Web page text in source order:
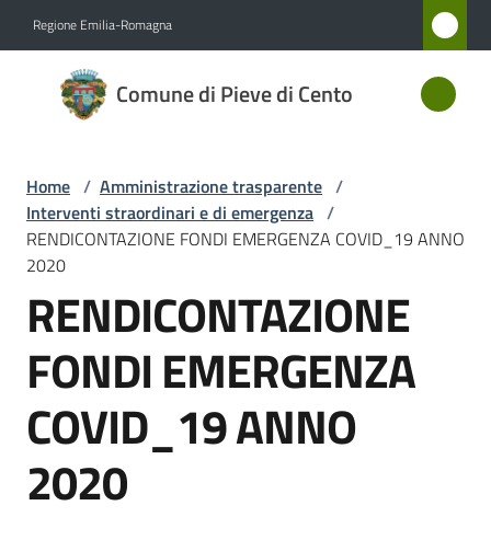
Regione Emilia-Romagna
Comune di Pieve di Cento
Comune
di Pieve
Amministrazione
Menu selezionato
Novità
Servizi
Vivere
Pieve
di
Cento
Home / Amministrazione trasparente /
Interventi straordinari e di emergenza /
RENDICONTAZIONE FONDI EMERGENZA COVID_19 ANNO
2020
RENDICONTAZIONE
FONDI EMERGENZA
COVID_19 ANNO
2020